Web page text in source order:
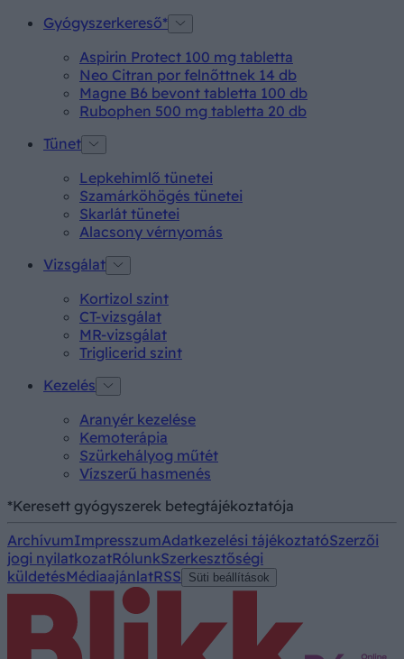
Gyógyszerkereső*
Aspirin Protect 100 mg tabletta
Neo Citran por felnőttnek 14 db
Magne B6 bevont tabletta 100 db
Rubophen 500 mg tabletta 20 db
Tünet
Lepkehimlő tünetei
Szamárköhögés tünetei
Skarlát tünetei
Alacsony vérnyomás
Vizsgálat
Kortizol szint
CT-vizsgálat
MR-vizsgálat
Triglicerid szint
Kezelés
Aranyér kezelése
Kemoterápia
Szürkehályog műtét
Vízszerű hasmenés
*Keresett gyógyszerek betegtájékoztatója
ArchívumImpresszumAdatkezelési tájékoztatóSzerzői
jogi nyilatkozatRólunkSzerkesztőségi
küldetésMédiaajánlatRSS Süti beállítások